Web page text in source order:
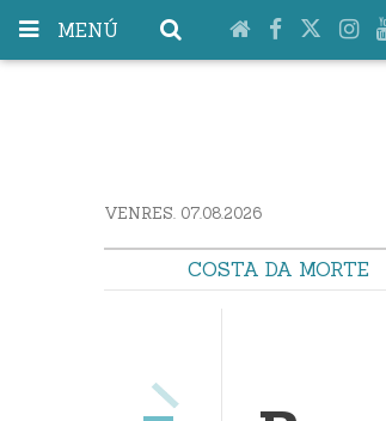
MENÚ
VENRES. 07.08.2026
COSTA DA MORTE